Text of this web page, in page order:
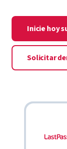
Inicie hoy
Solicitar